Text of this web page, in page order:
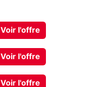
Voir l'offre
Voir l'offre
Voir l'offre